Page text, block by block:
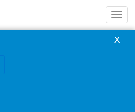
导
X
北京市旅游行业协会饭店分会会员大会
京市